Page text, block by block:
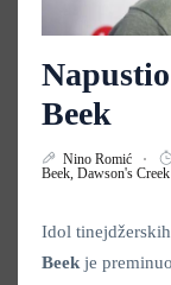
Beek
Nino Romić
Beek, Dawson's Creek
Idol
Beekje